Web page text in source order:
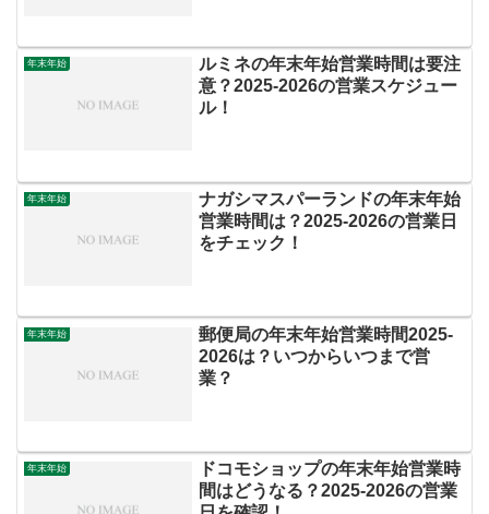
年末年始
ルミネの年末年始営業時間は要注
意？2025-2026の営業スケジュー
ル！
年末年始
ナガシマスパーランドの年末年始
営業時間は？2025‐2026の営業日
をチェック！
年末年始
郵便局の年末年始営業時間2025‐
2026は？いつからいつまで営
業？
年末年始
ドコモショップの年末年始営業時
間はどうなる？2025‐2026の営業